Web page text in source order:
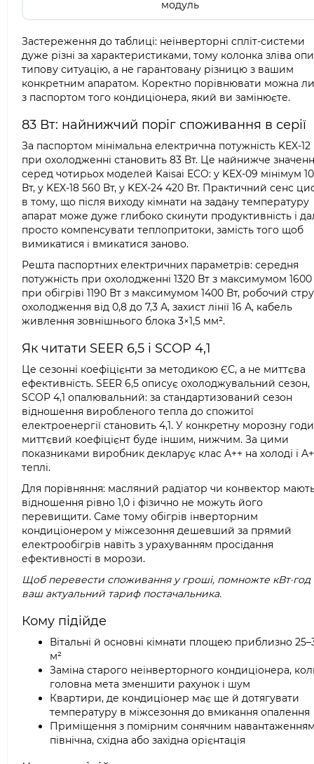
модуль
Застереження до таблиці: неінверторні спліт-системи
дуже різні за характеристиками, тому колонка зліва
типову ситуацію, а не гарантовану різницю з вашим
конкретним апаратом. Коректно порівнювати можна
з паспортом того кондиціонера, який ви замінюєте.
83 Вт: найнижчий поріг споживання в серії
За паспортом мінімальна електрична потужність KEX-12
при охолодженні становить 83 Вт. Це найнижче
серед чотирьох моделей Kaisai ECO: у KEX-09 мінімум
Вт, у KEX-18 560 Вт, у KEX-24 420 Вт. Практичний сенс
в тому, що після виходу кімнати на задану температуру
апарат може дуже глибоко скинути продуктивність і
просто компенсувати теплопритоки, замість того щоб
вимикатися і вмикатися заново.
Решта паспортних електричних параметрів: середня
потужність при охолодженні 1320 Вт з максимумом 1600
при обігріві 1190 Вт з максимумом 1400 Вт, робочий
охолодження від 0,8 до 7,3 А, захист лінії 16 А, кабель
живлення зовнішнього блока 3×1,5 мм².
Як читати SEER 6,5 і SCOP 4,1
Це сезонні коефіцієнти за методикою ЄС, а не миттєва
ефективність. SEER 6,5 описує охолоджувальний сезон,
SCOP 4,1 опалювальний: за стандартизований сезон
відношення виробленого тепла до спожитої
електроенергії становить 4,1. У конкретну морозну
миттєвий коефіцієнт буде іншим, нижчим. За цими
показниками виробник декларує клас A++ на холоді і
теплі.
Для порівняння: масляний радіатор чи конвектор
відношення рівно 1,0 і фізично не можуть його
перевищити. Саме тому обігрів інверторним
кондиціонером у міжсезоння дешевший за прямий
електрообігрів навіть з урахуванням просідання
ефективності в морози.
Щоб перевести споживання у гроші, помножте кВт·год
ваш актуальний тариф постачальника.
Кому підійде
Вітальні й основні кімнати площею приблизно
м²
Заміна старого неінверторного кондиціонера,
головна мета зменшити рахунок і шум
Квартири, де кондиціонер має ще й дотягувати
температуру в міжсезоння до вмикання опалення
Приміщення з помірним сонячним
північна, східна або західна орієнтація